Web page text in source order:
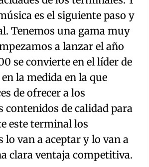
es el siguiente paso y
Tenemos una gama muy
a lanzar el año
se convierte en el líder de
la medida en la que
de ofrecer a los
contenidos de calidad para
este terminal los
lo van a aceptar y lo van a
clara ventaja competitiva.